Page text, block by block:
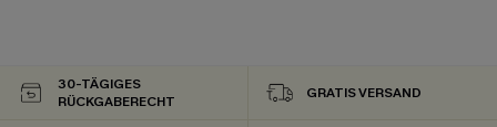
30-TÄGIGES
RÜCKGABERECHT
GRATIS VERSAND